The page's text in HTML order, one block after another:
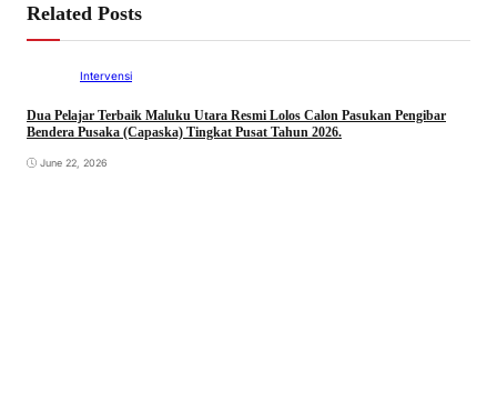
Related Posts
Intervensi
Dua Pelajar Terbaik Maluku Utara Resmi Lolos Calon Pasukan Pengibar
Bendera Pusaka (Capaska) Tingkat Pusat Tahun 2026.
June 22, 2026